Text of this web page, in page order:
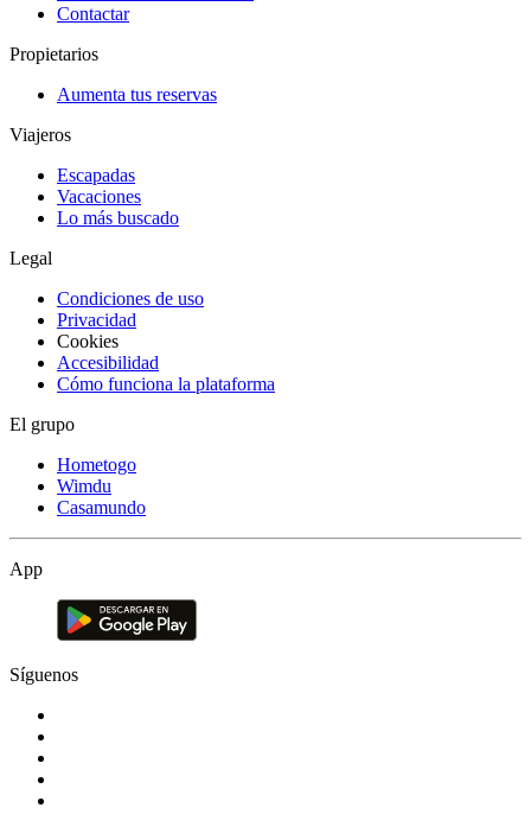
Contactar
Propietarios
Aumenta tus reservas
Viajeros
Escapadas
Vacaciones
Lo más buscado
Legal
Condiciones de uso
Privacidad
Cookies
Accesibilidad
Cómo funciona la plataforma
El grupo
Hometogo
Wimdu
Casamundo
App
Síguenos